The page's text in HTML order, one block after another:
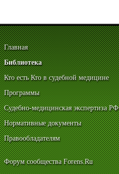
Главная
Библиотека
Кто есть Кто в судебной медицине
Программы
Судебно-медицинская экспертиза РФ
Нормативные документы
Правообладателям
Форум сообщества Forens.Ru